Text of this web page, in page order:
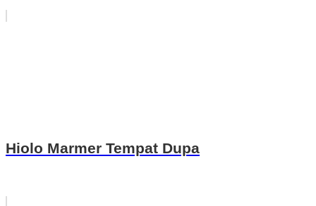
Hiolo Marmer Tempat Dupa